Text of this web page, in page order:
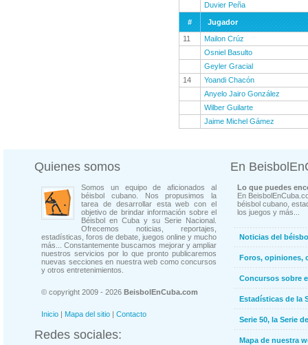
Duvier Peña
#
Jugador
11
Mailon Crúz
Osniel Basulto
Geyler Gracial
14
Yoandi Chacón
Anyelo Jairo González
Wilber Guilarte
Jaime Michel Gámez
Quienes somos
Somos un equipo de aficionados al
béisbol cubano. Nos propusimos la
tarea de desarrollar esta web con el
objetivo de brindar información sobre el
Béisbol en Cuba y su Serie Nacional.
Ofrecemos noticias, reportajes,
estadísticas, foros de debate, juegos online y mucho
más... Constantemente buscamos mejorar y ampliar
nuestros servicios por lo que pronto publicaremos
nuevas secciones en nuestra web como concursos
y otros entretenimientos.
© copyright 2009 - 2026 BeisbolEnCuba.com
Inicio | Mapa del sitio | Contacto
Redes sociales:
En
Lo que puedes
En
béisbol cubano,
los juegos y más...
Noticias del
Foros, opiniones,
Concursos sobre
Estadísticas de la
Serie 50, la Serie
Mapa de nuestra